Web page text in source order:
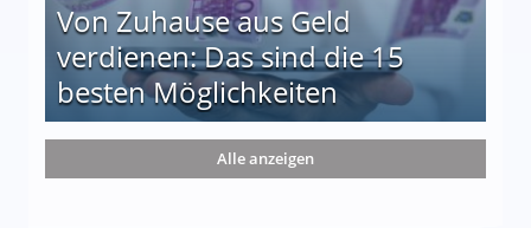
Von Zuhause aus Geld
verdienen: Das sind die 15
besten Möglichkeiten
die 15 besten Möglichkeiten
Alle anzeigen